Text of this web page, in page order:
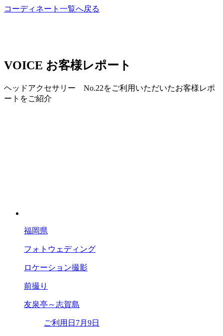
コーディネート一覧へ戻る
VOICE お客様レポート
ヘッドアクセサリー No.22をご利用いただいたお客様レポ
ートをご紹介
福岡県
フォトウェディング
ロケーション撮影
前撮り
友泉亭～志賀島
ご利用日 7月9日